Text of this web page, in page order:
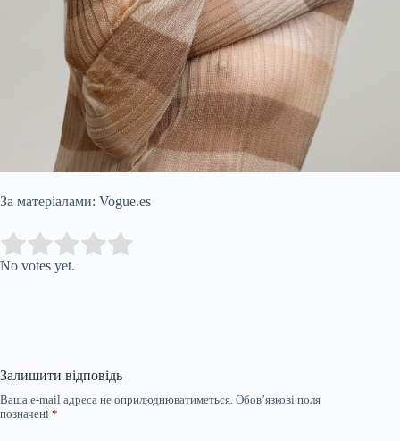
За матеріалами: Vogue.es
Rate this item:
No votes yet.
Залишити відповідь
Ваша e-mail адреса не оприлюднюватиметься. Обов’язкові поля
позначені *